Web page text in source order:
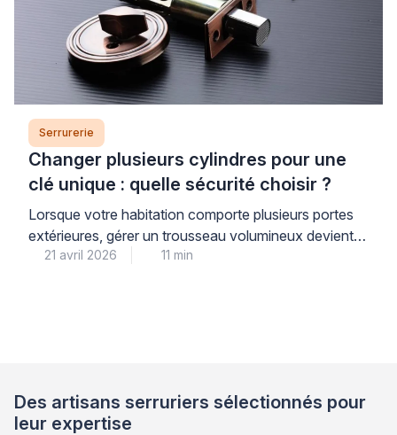
Serrurerie
Changer plusieurs cylindres pour une
clé unique : quelle sécurité choisir ?
Lorsque votre habitation comporte plusieurs portes
extérieures, gérer un trousseau volumineux devient
vite contraignant. Le système de cylindre entrouvrant
21 avril 2026 11 min
Des artisans serruriers sélectionnés pour
leur expertise